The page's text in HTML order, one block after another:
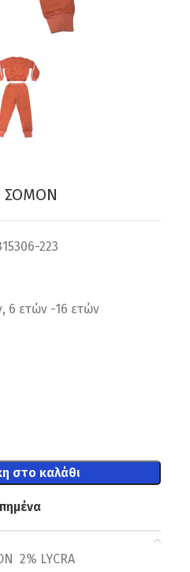
ΣΟΜΟΝ
223
6 ετών -16 ετών
στο καλάθι
2% LYCRA